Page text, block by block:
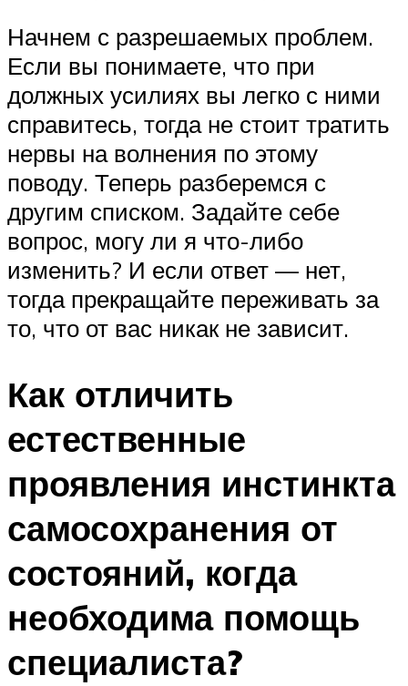
Начнем с разрешаемых проблем.
Если вы понимаете, что при
должных усилиях вы легко с ними
справитесь, тогда не стоит тратить
нервы на волнения по этому
поводу. Теперь разберемся с
другим списком. Задайте себе
вопрос, могу ли я что-либо
изменить? И если ответ — нет,
тогда прекращайте переживать за
то, что от вас никак не зависит.
Как отличить
естественные
проявления инстинкта
самосохранения от
состояний, когда
необходима помощь
специалиста?